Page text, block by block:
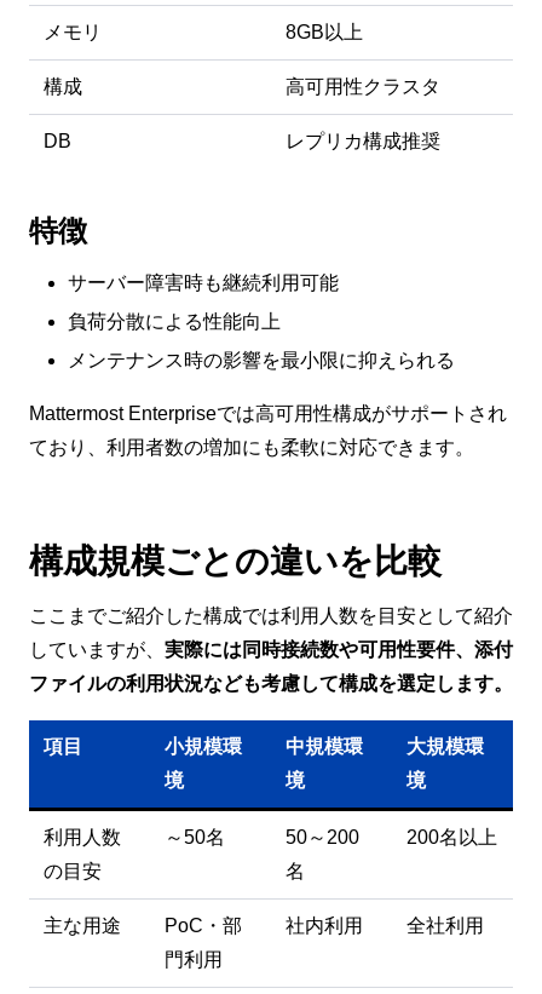
メモリ 8GB以上
構成 高可用性クラスタ
DB レプリカ構成推奨
特徴
サーバー障害時も継続利用可能
負荷分散による性能向上
メンテナンス時の影響を最小限に抑えられる
Mattermost Enterpriseでは高可用性構成がサポートされ
ており、利用者数の増加にも柔軟に対応できます。
構成規模ごとの違いを比較
ここまでご紹介した構成では利用人数を目安として紹介
していますが、 実際には同時接続数や可用性要件、添付
ファイルの利用状況なども考慮して構成を選定します。
項目
小規模環
境
中規模環
境
大規模環
境
利用人数
の目安
～50名
50～200
名
200名以上
主な用途
PoC・部
門利用
社内利用 全社利用